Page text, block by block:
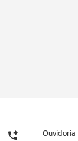
Ouvidoria